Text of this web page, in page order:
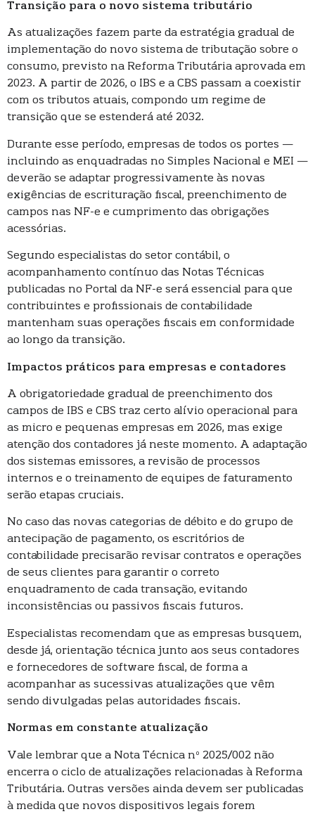
Transição para o novo sistema tributário
As atualizações fazem parte da estratégia gradual de
implementação do novo sistema de tributação sobre o
consumo, previsto na Reforma Tributária aprovada em
2023. A partir de 2026, o IBS e a CBS passam a coexistir
com os tributos atuais, compondo um regime de
transição que se estenderá até 2032.
Durante esse período, empresas de todos os portes —
incluindo as enquadradas no Simples Nacional e MEI —
deverão se adaptar progressivamente às novas
exigências de escrituração fiscal, preenchimento de
campos nas NF-e e cumprimento das obrigações
acessórias.
Segundo especialistas do setor contábil, o
acompanhamento contínuo das Notas Técnicas
publicadas no Portal da NF-e será essencial para que
contribuintes e profissionais de contabilidade
mantenham suas operações fiscais em conformidade
ao longo da transição.
Impactos práticos para empresas e contadores
A obrigatoriedade gradual de preenchimento dos
campos de IBS e CBS traz certo alívio operacional para
as micro e pequenas empresas em 2026, mas exige
atenção dos contadores já neste momento. A adaptação
dos sistemas emissores, a revisão de processos
internos e o treinamento de equipes de faturamento
serão etapas cruciais.
No caso das novas categorias de débito e do grupo de
antecipação de pagamento, os escritórios de
contabilidade precisarão revisar contratos e operações
de seus clientes para garantir o correto
enquadramento de cada transação, evitando
inconsistências ou passivos fiscais futuros.
Especialistas recomendam que as empresas busquem,
desde já, orientação técnica junto aos seus contadores
e fornecedores de software fiscal, de forma a
acompanhar as sucessivas atualizações que vêm
sendo divulgadas pelas autoridades fiscais.
Normas em constante atualização
Vale lembrar que a Nota Técnica nº 2025/002 não
encerra o ciclo de atualizações relacionadas à Reforma
Tributária. Outras versões ainda devem ser publicadas
à medida que novos dispositivos legais forem